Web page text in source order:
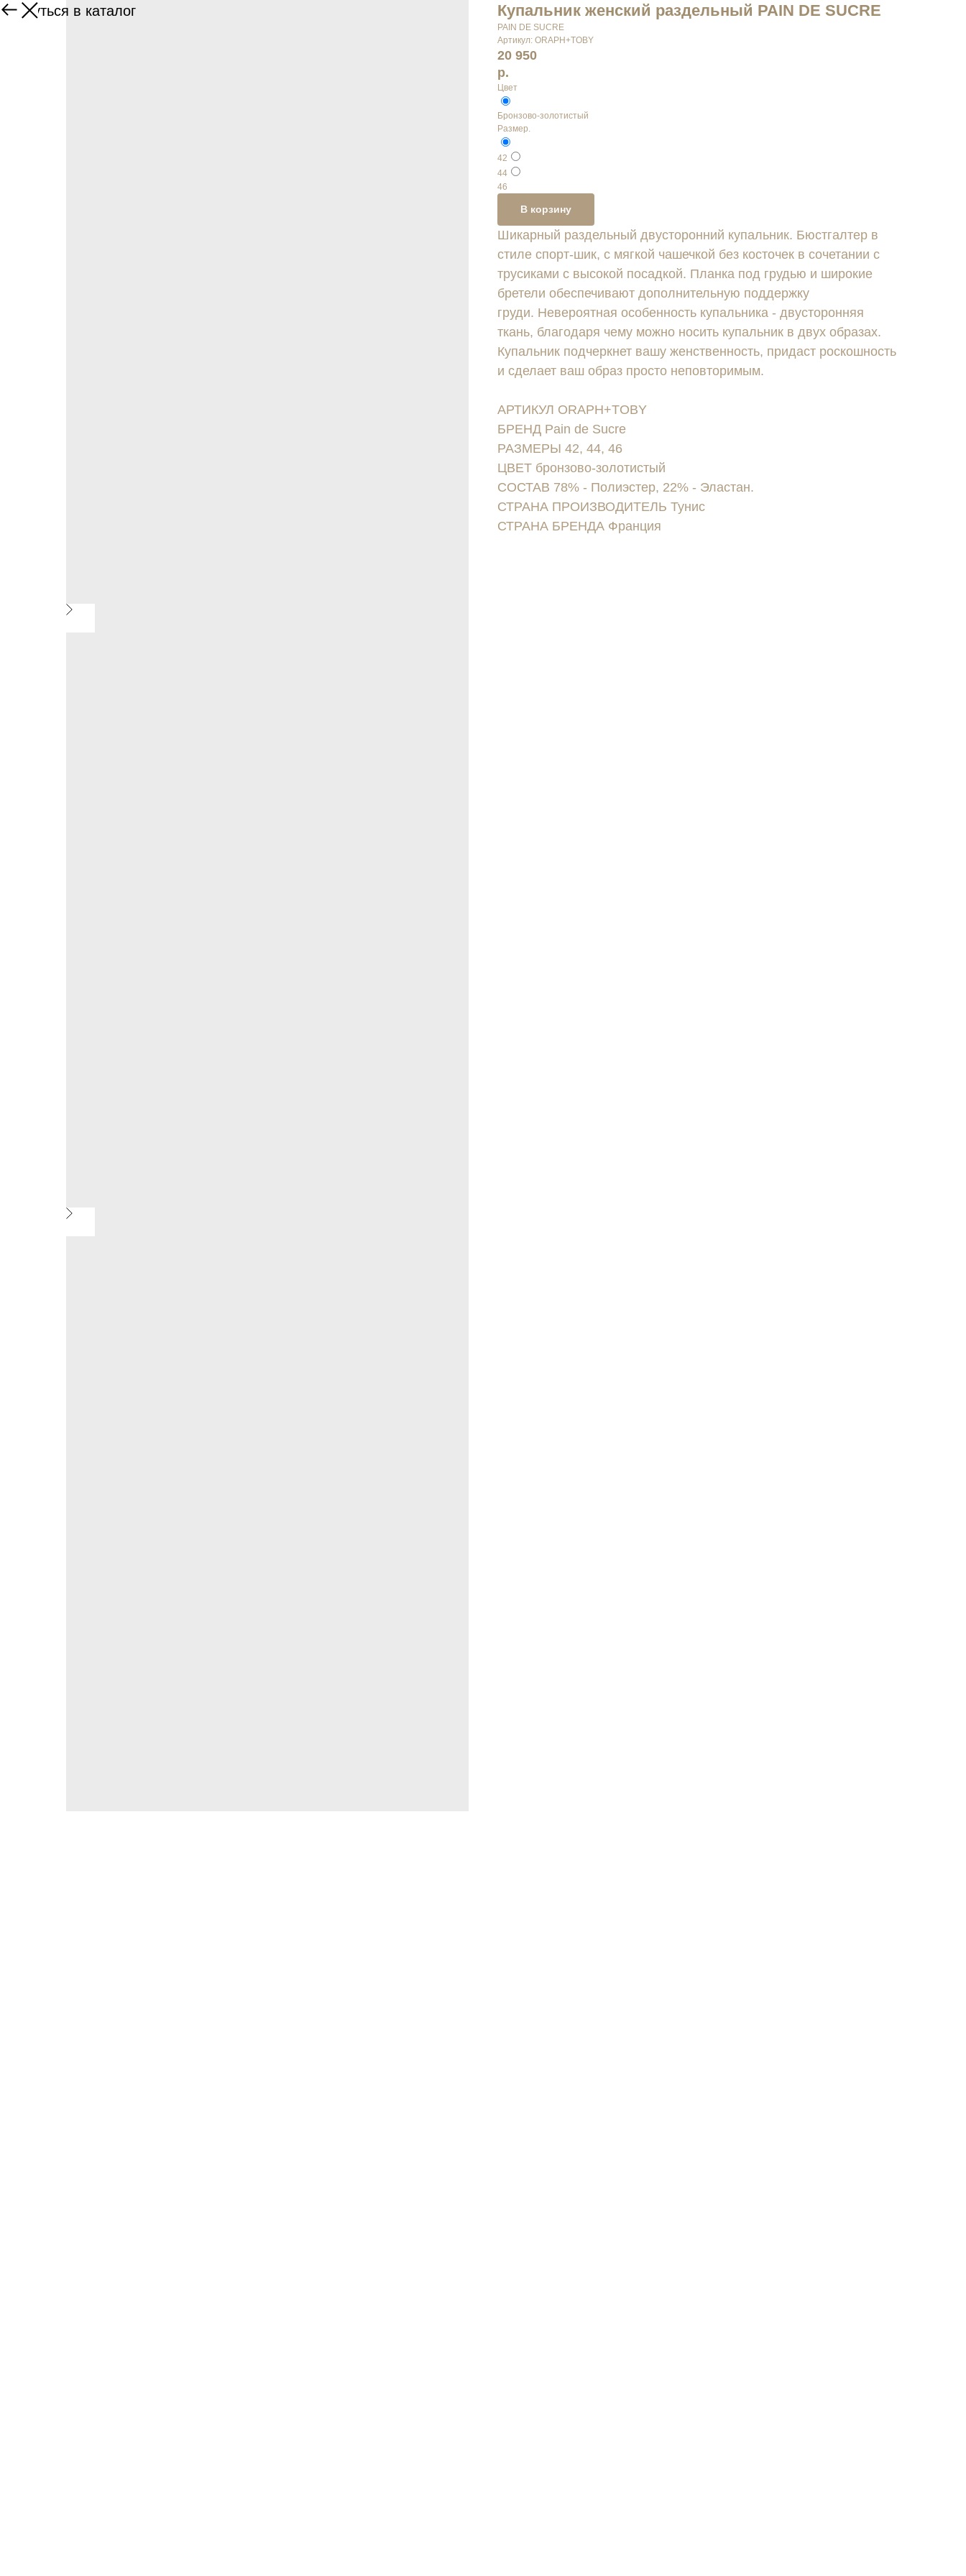
Вернуться в каталог Купальник женский раздельный PAIN DE SUCRE
PAIN DE SUCRE
Артикул: ORAPH+TOBY
20 950
р.
Цвет
Бронзово-золотистый
Размер.
42
44
46
В корзину
Шикарный раздельный двусторонний купальник. Бюстгалтер в
стиле спорт-шик, с мягкой чашечкой без косточек в сочетании с
трусиками с высокой посадкой. Планка под грудью и широкие
бретели обеспечивают дополнительную поддержку
груди. Невероятная особенность купальника - двусторонняя
ткань, благодаря чему можно носить купальник в двух образах.
Купальник подчеркнет вашу женственность, придаст роскошность
и сделает ваш образ просто неповторимым.
АРТИКУЛ ORAPH+TOBY
БРЕНД Pain de Sucre
РАЗМЕРЫ 42, 44, 46
ЦВЕТ бронзово-золотистый
СОСТАВ 78% - Полиэстер, 22% - Эластан.
СТРАНА ПРОИЗВОДИТЕЛЬ Тунис
СТРАНА БРЕНДА Франция